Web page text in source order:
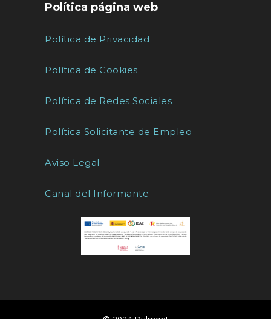
Política página web
Política de Privacidad
Política de Cookies
Política de Redes Sociales
Política Solicitante de Empleo
Aviso Legal
Canal del Informante